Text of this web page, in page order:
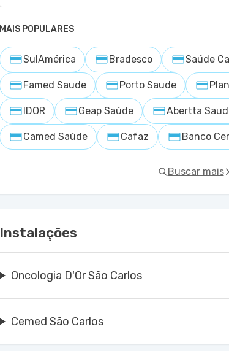
MAIS POPULARES
SulAmérica Bradesco Saúde
Famed Saude Porto Saude
IDOR Geap Saúde Abertta
Camed Saúde Cafaz Banco
Buscar mais
Instalações
Oncologia D'Or São Carlos
Cemed São Carlos